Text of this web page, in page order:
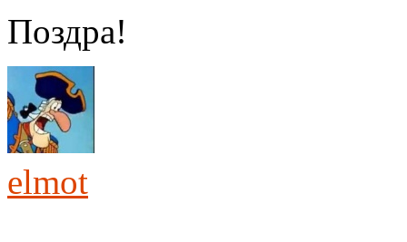
Поздра!
elmot